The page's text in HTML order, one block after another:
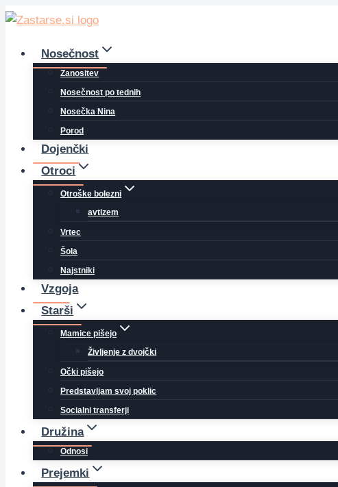
Skip
contentNosečnost
Zanositev
Nosečnost po tednih
Nosečka Nina
Porod
Dojenčki
Otroci
Otroške bolezni
avtizem
Vrtec
Šola
Najstniki
Vzgoja
Starši
Mamice pišejo
Življenje z dvojčki
Očki pišejo
Predstavljam svoj poklic
Socialni transferji
Družina
Odnosi
Prejemki